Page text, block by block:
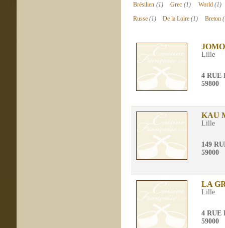
Brésilien (1) Grec(1) World(1)
Russe (1) De la Loire(1) Breton
Lille
4 RUE
59800
KAU
Lille
149
59000
LA
Lille
4 RUE
59000